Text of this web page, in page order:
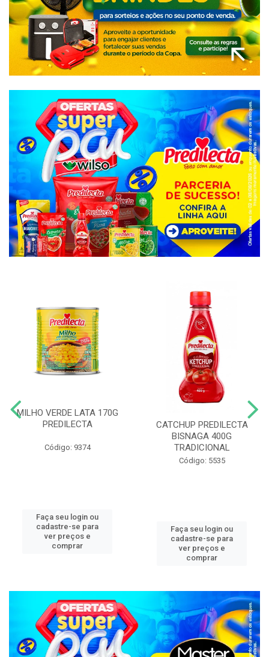
MILHO VERDE LATA 170G
PREDILECTA
Código: 9374
Faça seu login ou
cadastre-se para
ver preços e
comprar
CATCHUP PREDILECTA
BISNAGA 400G
TRADICIONAL
Código: 5535
Faça seu login ou
cadastre-se para
ver preços e
comprar